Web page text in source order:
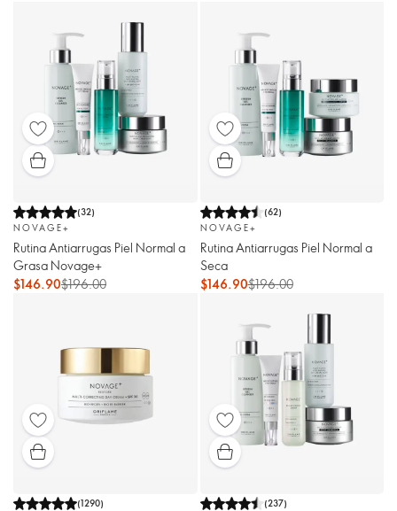
(32)
NOVAGE+
Rutina Antiarrugas Piel Normal a
Grasa Novage+
$146.90$196.00
(62)
NOVAGE+
Rutina Antiarrugas Piel Normal a
Seca
$146.90$196.00
(1290)
(237)